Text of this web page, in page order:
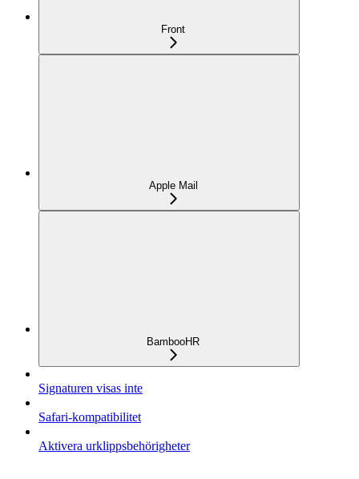
Front
Apple Mail
BambooHR
Signaturen visas inte
Safari-kompatibilitet
Aktivera urklippsbehörigheter